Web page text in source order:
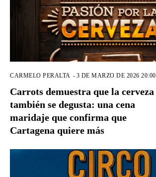
CARMELO PERALTA - 3 DE MARZO DE 2026 20:00
Carrots demuestra que la cerveza
también se degusta: una cena
maridaje que confirma que
Cartagena quiere más